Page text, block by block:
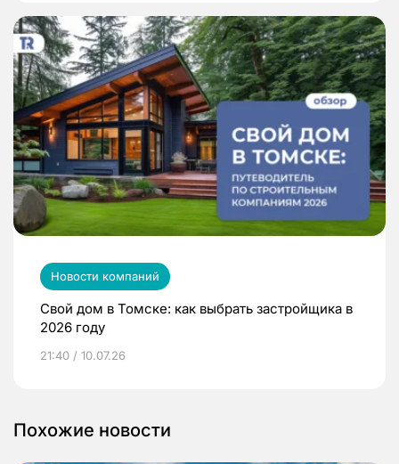
Новости компаний
Свой дом в Томске: как выбрать застройщика в
2026 году
21:40 / 10.07.26
Похожие новости